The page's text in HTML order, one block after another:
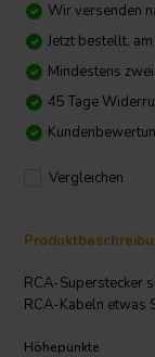
Wir versenden
Jetzt bestellt,
Mindestens
45 Tage
Vergleichen
RCA-Superstecker
RCA-Kabeln etwas
Höhepunkte